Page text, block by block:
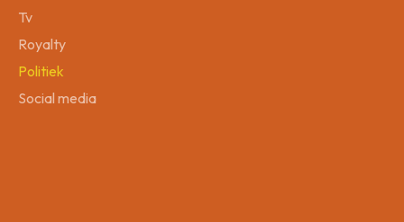
Tv
Royalty
Politiek
Social media